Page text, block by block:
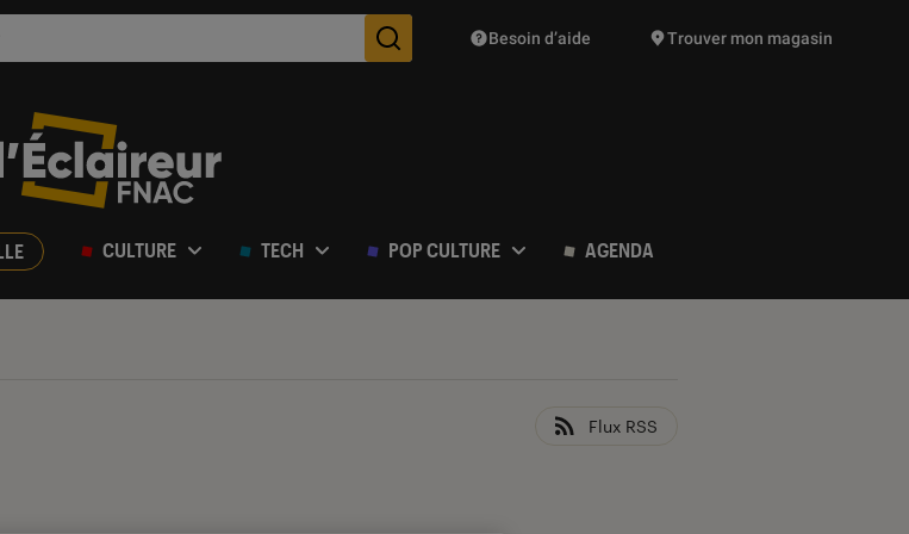
Des suggestions de produits vont vous être proposées
Besoin d’aide Trouver mon magasin
CULTURE TECH POP CULTURE AGENDA
Flux RSS